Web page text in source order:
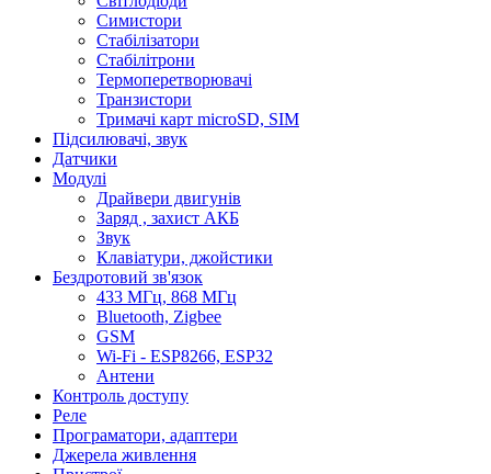
Симистори
Стабілізатори
Стабілітрони
Термоперетворювачі
Транзистори
Тримачі карт microSD, SIM
Підсилювачі, звук
Датчики
Модулі
Драйвери двигунів
Заряд , захист АКБ
Звук
Клавіатури, джойстики
Бездротовий зв'язок
433 МГц, 868 МГц
Bluetooth, Zigbee
GSM
Wi-Fi - ESP8266, ESP32
Антени
Контроль доступу
Реле
Програматори, адаптери
Джерела живлення